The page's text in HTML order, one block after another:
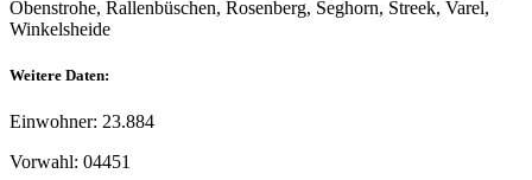
Obenstrohe, Rallenbüschen, Rosenberg, Seghorn, Streek, Varel,
Winkelsheide
Weitere Daten:
Einwohner: 23.884
Vorwahl: 04451